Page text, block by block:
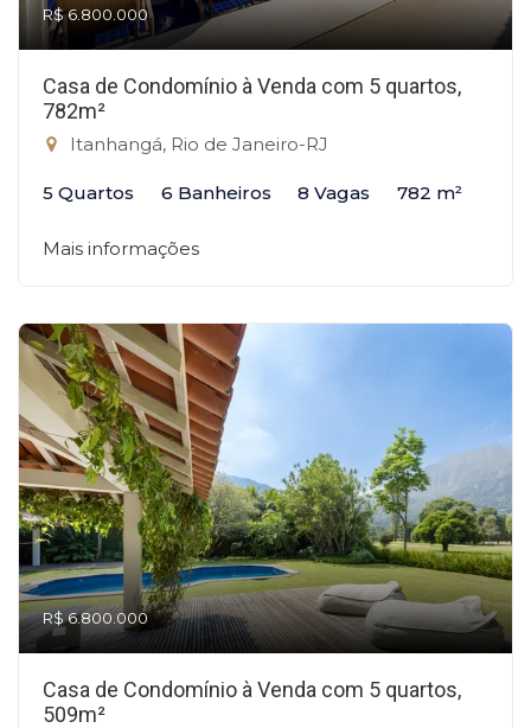
R$ 6.800.000
Casa de Condomínio à Venda com 5 quartos,
782m²
Itanhangá, Rio de Janeiro-RJ
5 Quartos 6 Banheiros 8 Vagas 782 m²
Mais informações
R$ 6.800.000
Casa de Condomínio à Venda com 5 quartos,
509m²